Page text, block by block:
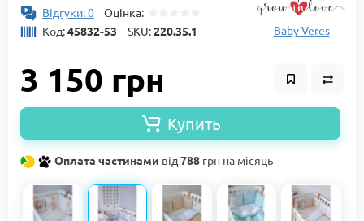
Відгуки: 0 Оцінка:
Код:45832-53 SKU:220.35.1 Baby Veres
3 150 грн
Купить
Оплата частинами від788 грн на місяць